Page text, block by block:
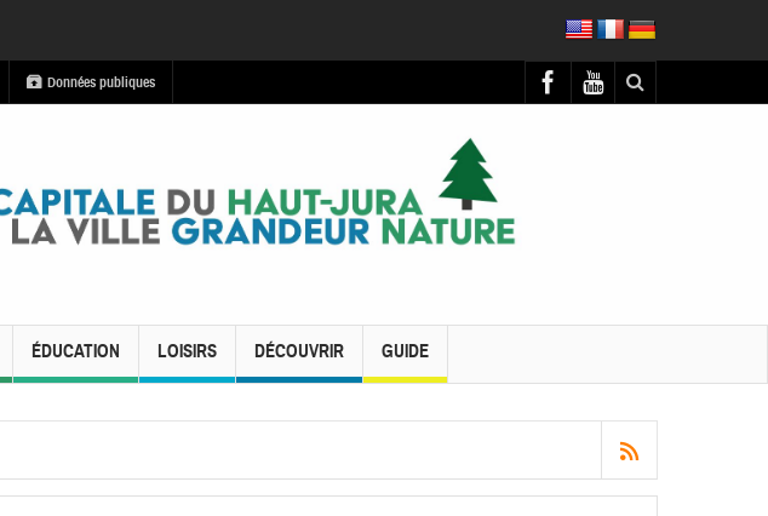
Données publiques
ÉDUCATION LOISIRS DÉCOUVRIR GUIDE